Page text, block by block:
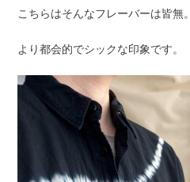
こちらはそんなフレーバーは皆無。
より都会的でシックな印象です。